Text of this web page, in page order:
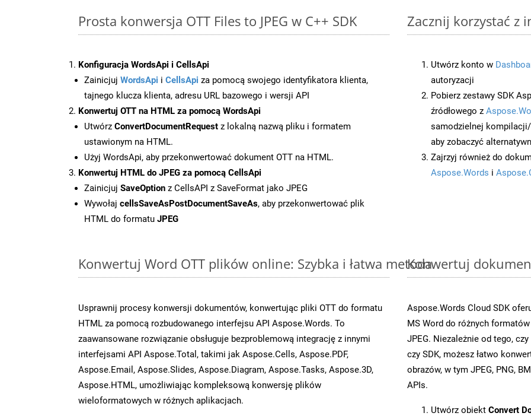
Prosta konwersja OTT Files to JPEG w C++ SDK
Konfiguracja WordsApi i CellsApi
Zainicjuj WordsApi i CellsApi za pomocą swojego identyfikatora klienta,
tajnego klucza klienta, adresu URL bazowego i wersji API
Konwertuj OTT na HTML za pomocą WordsApi
Utwórz ConvertDocumentRequest z lokalną nazwą pliku i formatem
ustawionym na HTML.
Użyj WordsApi, aby przekonwertować dokument OTT na HTML.
Konwertuj HTML do JPEG za pomocą CellsApi
Zainicjuj SaveOption z CellsAPI z SaveFormat jako JPEG
Wywołaj cellsSaveAsPostDocumentSaveAs, aby przekonwertować plik
HTML do formatu JPEG
Zacznij korzystać z
Utwórz konto w
autoryzacji
Pobierz zestawy SDK
źródłowego z
samodzielnej kompilacji/
aby zobaczyć
Zajrzyj również do
Aspose.Words i
Konwertuj Word OTT plików online: Szybka i łatwa metoda
Usprawnij procesy konwersji dokumentów, konwertując pliki OTT do formatu
HTML za pomocą rozbudowanego interfejsu API Aspose.Words. To
zaawansowane rozwiązanie obsługuje bezproblemową integrację z innymi
interfejsami API Aspose.Total, takimi jak Aspose.Cells, Aspose.PDF,
Aspose.Email, Aspose.Slides, Aspose.Diagram, Aspose.Tasks, Aspose.3D,
Aspose.HTML, umożliwiając kompleksową konwersję plików
wieloformatowych w różnych aplikacjach.
Konwertuj
Aspose.Words Cloud SDK
MS Word do różnych
JPEG. Niezależnie od tego,
czy SDK, możesz łatwo
obrazów, w tym JPEG, PNG,
APIs.
Utwórz obiekt Convert